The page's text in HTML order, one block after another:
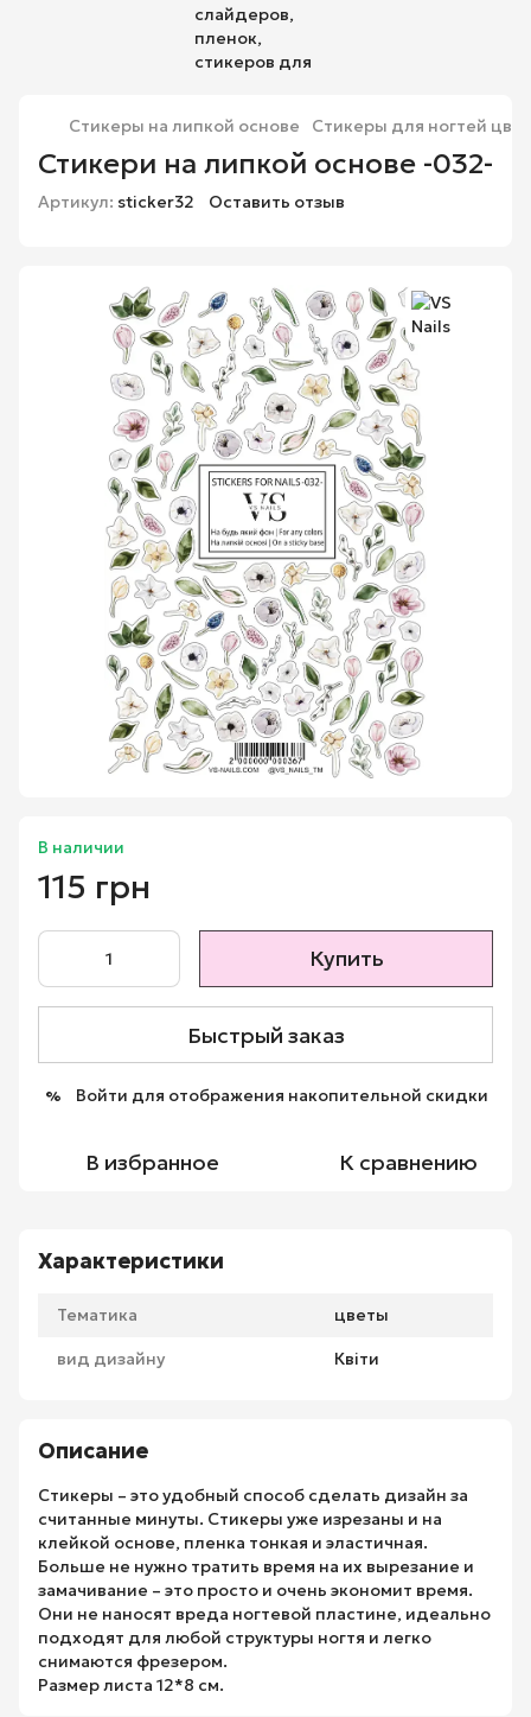
Стикеры на липкой основе Стикеры для ногтей
Стикери на липкой основе -032-
Артикул: sticker32 Оставить отзыв
В наличии
115 грн
Купить
Быстрый заказ
% Войти для отображения накопительной скидки
В избранное К сравнению
Характеристики
Тематика цветы
вид дизайну Квіти
Описание
Стикеры – это удобный способ сделать дизайн за
считанные минуты. Стикеры уже изрезаны и на
клейкой основе, пленка тонкая и эластичная.
Больше не нужно тратить время на их вырезание и
замачивание – это просто и очень экономит время.
Они не наносят вреда ногтевой пластине, идеально
подходят для любой структуры ногтя и легко
снимаются фрезером.
Размер листа 12*8 см.